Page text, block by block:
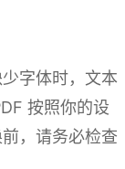
字体时，文本
按照你的设
，请务必检查